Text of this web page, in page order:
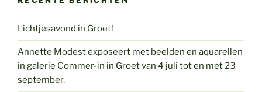
Lichtjesavond in Groet!
Annette Modest exposeert met beelden en aquarellen
in galerie Commer-in in Groet van 4 juli tot en met 23
september.